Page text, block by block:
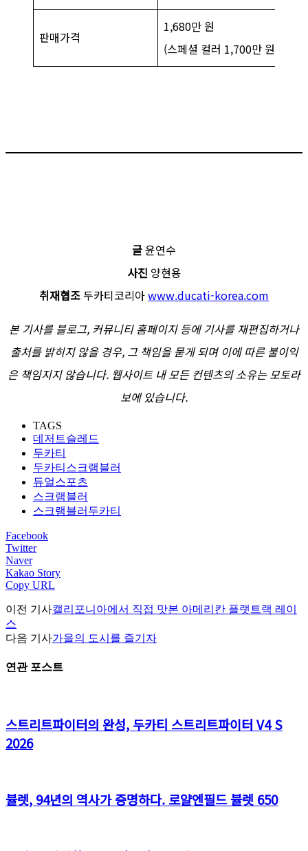
판매가격
1,680만 원
(스페셜 컬러 1,700만 원)
글윤연수
사진 양현용
취재협조 두카티코리아www.ducati-korea.com
본 기사를 블로그, 커뮤니티 홈페이지 등에 기사를 재편집하거나
출처를 밝히지 않을 경우, 그 책임을 묻게 되며 이에 따른 불이익
은 책임지지 않습니다. 웹사이트 내 모든 컨텐츠의 소유는 모토라
보에 있습니다.
TAGS
데저트슬레드
두카티
두카티스크램블러
듀얼스포츠
스크램블러
스크램블러두카티
Facebook
Twitter
Naver
Kakao Story
Copy URL
이전 기사캘리포니아에서 직접 맛본 아메리칸 플랫트랙 레이
스
다음 기사가을의 도시를 즐기자
연관 포스트
스트리트파이터의 완성, 두카티 스트리트파이터 V4 S
2026
뷸렛, 94년의 역사가 증명하다. 로얄엔필드 뷸렛 650